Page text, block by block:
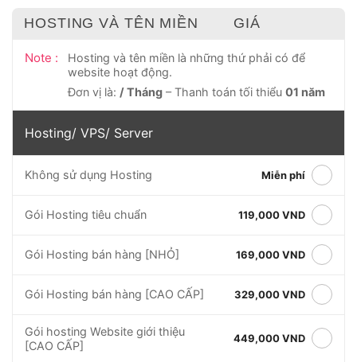
HOSTING VÀ TÊN MIỀN GIÁ
Note :
Hosting và tên miền là những thứ phải có để
website hoạt động.
Đơn vị là: / Tháng – Thanh toán tối thiểu 01 năm
Hosting/ VPS/ Server
Không sử dụng Hosting Miễn phí
Gói Hosting tiêu chuẩn 119,000 VND
Gói Hosting bán hàng [NHỎ] 169,000 VND
Gói Hosting bán hàng [CAO CẤP] 329,000 VND
Gói hosting Website giới thiệu
[CAO CẤP]
449,000 VND